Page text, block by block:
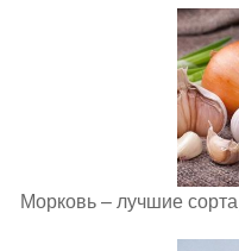
Морковь – лучшие